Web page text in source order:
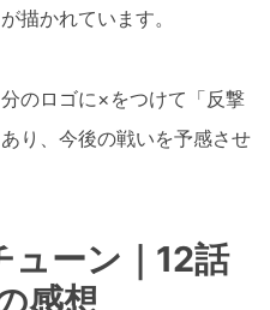
描かれています。
のロゴに×をつけて「反撃
り、今後の戦いを予感させ
ューン｜12話
感想